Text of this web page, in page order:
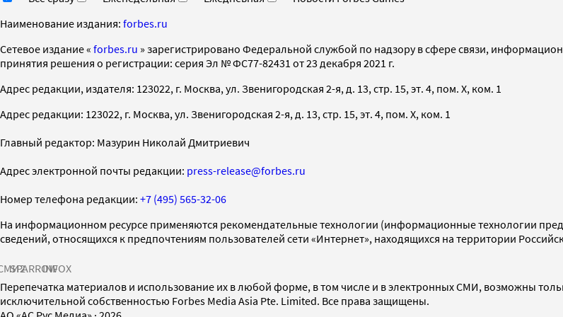
Наименование издания: forbes.ru
Cетевое издание « forbes.ru » зарегистрировано Федеральной службой по надзору в сфере связи,
принятия решения о регистрации: серия Эл № ФС77-82431 от 23 декабря 2021 г.
Адрес редакции, издателя: 123022, г. Москва, ул. Звенигородская 2-я, д. 13, стр. 15, эт. 4, пом. X, ком. 1
Адрес редакции: 123022, г. Москва, ул. Звенигородская 2-я, д. 13, стр. 15, эт. 4, пом. X, ком. 1
Главный редактор: Мазурин Николай Дмитриевич
Адрес электронной почты редакции: press-release@forbes.ru
Номер телефона редакции: +7 (495) 565-32-06
На информационном ресурсе применяются рекомендательные технологии (информационные технологии
сведений, относящихся к предпочтениям пользователей сети «Интернет», находящихся на территории
SPARROWINFOX
Перепечатка материалов и использование их в любой форме, в том числе и в электронных СМИ, возможны
исключительной собственностью Forbes Media Asia Pte. Limited. Все права защищены.